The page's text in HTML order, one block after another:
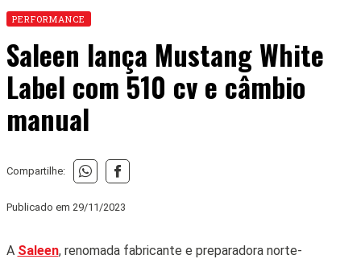
PERFORMANCE
Saleen lança Mustang White
Label com 510 cv e câmbio
manual
Compartilhe:
Publicado em 29/11/2023
A Saleen, renomada fabricante e preparadora norte-